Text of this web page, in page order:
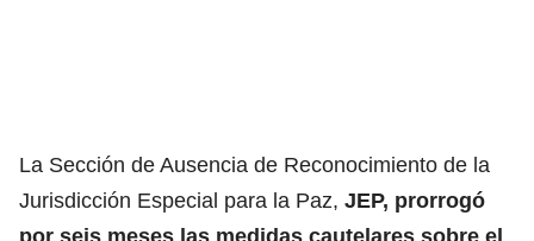
La Sección de Ausencia de Reconocimiento de la
Jurisdicción Especial para la Paz, JEP, prorrogó
por seis meses las medidas cautelares sobre el